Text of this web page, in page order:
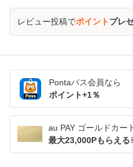
レビュー投稿でポイントプレ
Pontaパス会員なら
ポイント+1％
au PAY ゴールドカー
最大23,000Pもらえ